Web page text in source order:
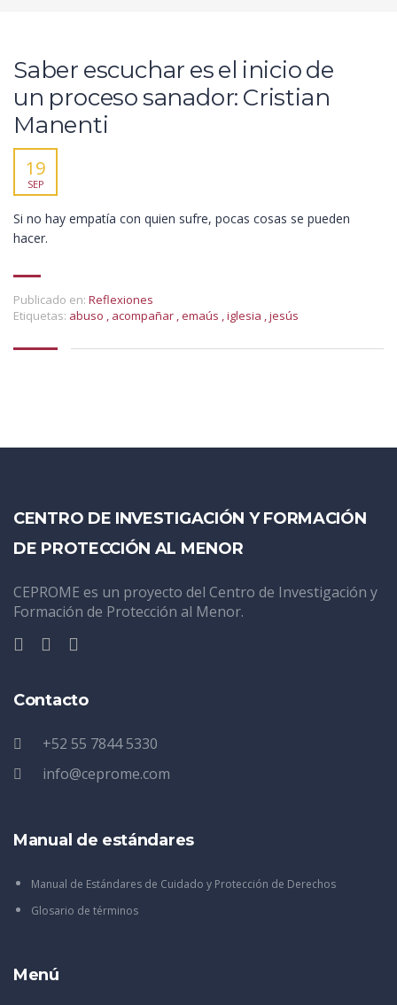
Saber escuchar es el inicio de
un proceso sanador: Cristian
Manenti
19
SEP
Si no hay empatía con quien sufre, pocas cosas se pueden
hacer.
Publicado en: Reflexiones
Etiquetas: abuso , acompañar ,emaús ,iglesia ,jesús
CENTRO DE INVESTIGACIÓN Y FORMACIÓN
DE PROTECCIÓN AL MENOR
CEPROME es un proyecto del Centro de Investigación y
Formación de Protección al Menor.
Contacto
+52 55 7844 5330
info@ceprome.com
Manual de estándares
Manual de Estándares de Cuidado y Protección de Derechos
Glosario de términos
Menú